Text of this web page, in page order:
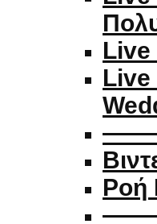
Live
Live
Ροή